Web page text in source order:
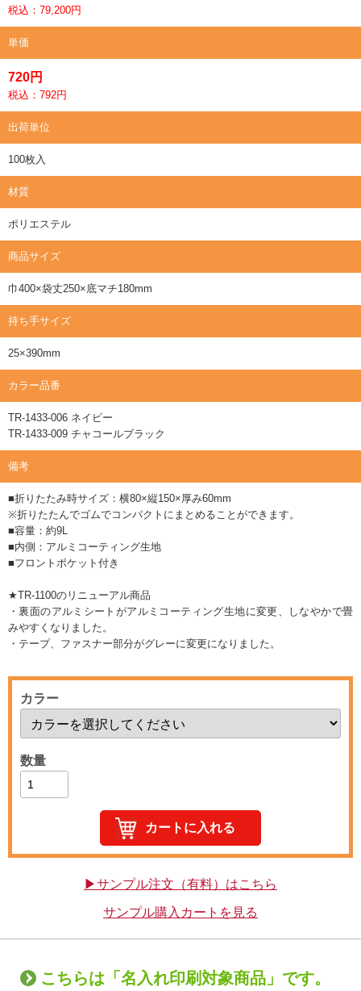
税込：79,200円
単価
720円
税込：792円
出荷単位
100枚入
材質
ポリエステル
商品サイズ
巾400×袋丈250×底マチ180mm
持ち手サイズ
25×390mm
カラー品番
TR-1433-006 ネイビー
TR-1433-009 チャコールブラック
備考
■折りたたみ時サイズ：横80×縦150×厚み60mm
※折りたたんでゴムでコンパクトにまとめることができます。
■容量：約9L
■内側：アルミコーティング生地
■フロントポケット付き
★TR-1100のリニューアル商品
・裏面のアルミシートがアルミコーティング生地に変更、しなやかで畳
みやすくなりました。
・テープ、ファスナー部分がグレーに変更になりました。
カラー
数量
▶サンプル注文（有料）はこちら
サンプル購入カートを見る
こちらは「名入れ印刷対象商品」です。